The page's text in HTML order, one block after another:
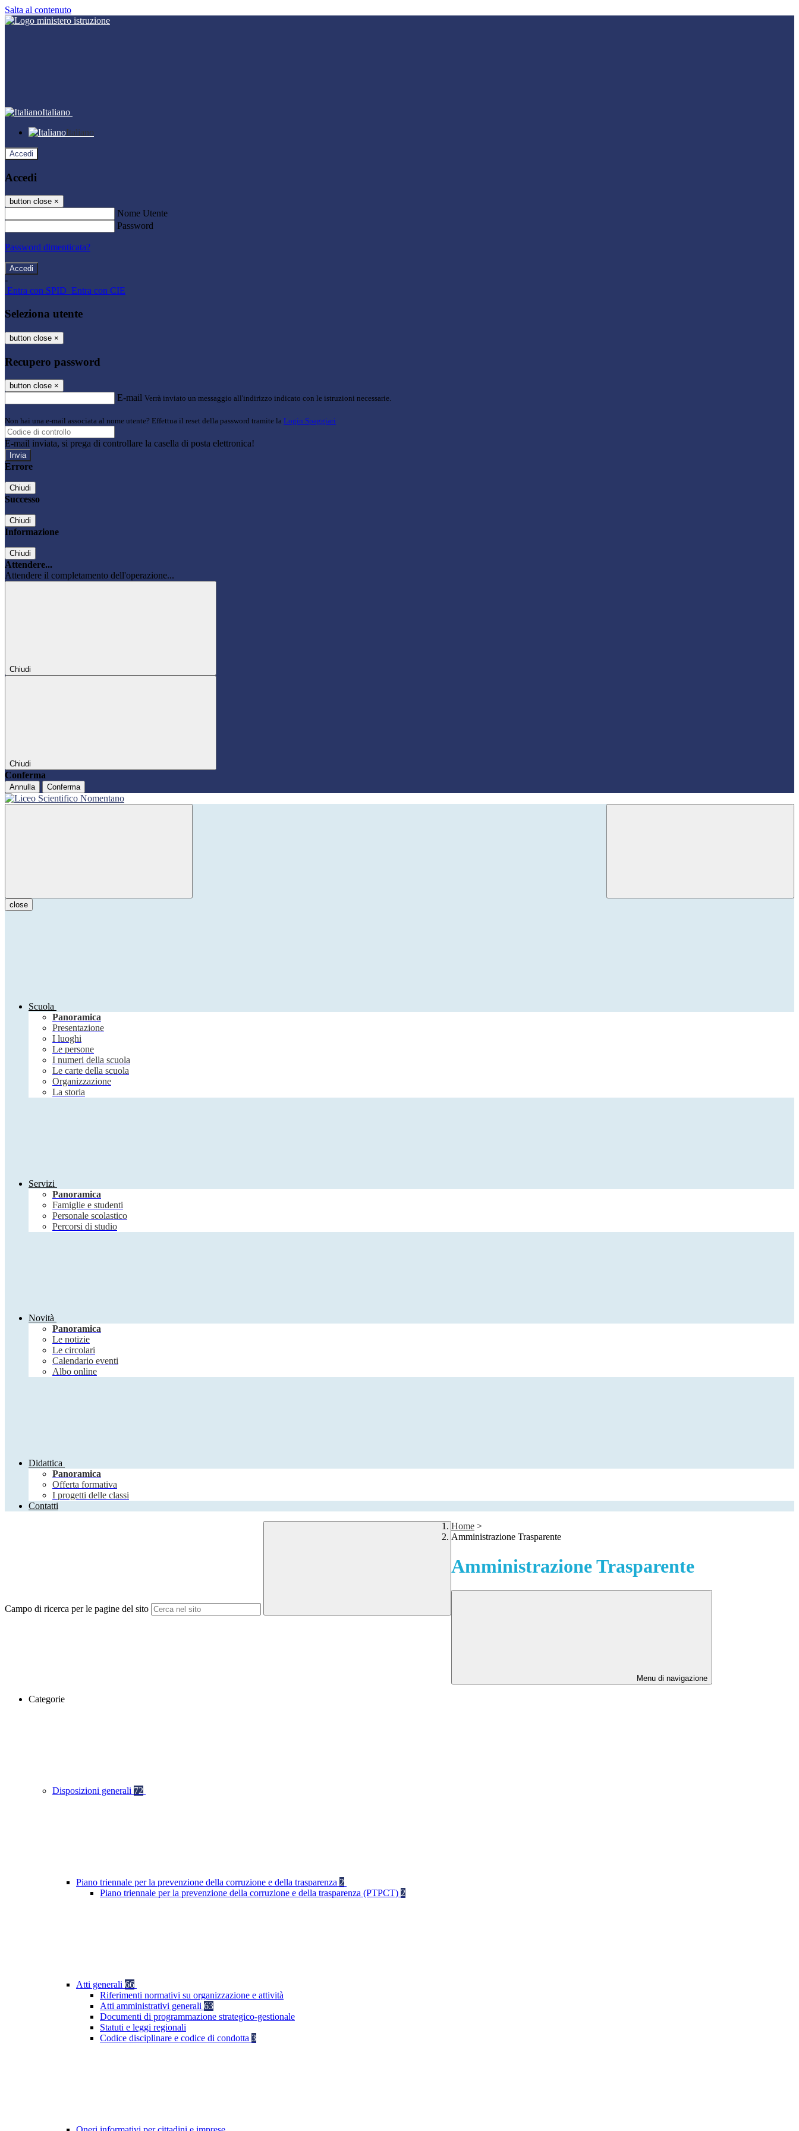
Salta al contenuto
Italiano
Italiano
Accedi
Accedi
button close ×
Nome Utente
Password
Password dimenticata?
-
Entra con SPID Entra con CIE
Seleziona utente
button close ×
Recupero password
button close ×
E-mail Verrà inviato un messaggio all'indirizzo indicato con le istruzioni necessarie.
Non hai una e-mail associata al nome utente? Effettua il reset della password tramite la Login Spaggiari
E-mail inviata, si prega di controllare la casella di posta elettronica!
Errore
Chiudi
Successo
Chiudi
Informazione
Chiudi
Attendere...
Attendere il completamento dell'operazione...
Chiudi
Chiudi
Conferma
Annulla Conferma
close
Scuola
Panoramica
Presentazione
I luoghi
Le persone
I numeri della scuola
Le carte della scuola
Organizzazione
La storia
Servizi
Panoramica
Famiglie e studenti
Personale scolastico
Percorsi di studio
Novità
Panoramica
Le notizie
Le circolari
Calendario eventi
Albo online
Didattica
Panoramica
Offerta formativa
I progetti delle classi
Contatti
Campo di ricerca per le pagine del sito
Home >
Amministrazione Trasparente
Amministrazione Trasparente
Menu di navigazione
Categorie
Disposizioni generali 72
Piano triennale per la prevenzione della corruzione e della trasparenza 2
Piano triennale per la prevenzione della corruzione e della trasparenza (PTPCT) 2
Atti generali 66
Riferimenti normativi su organizzazione e attività
Atti amministrativi generali 63
Documenti di programmazione strategico-gestionale
Statuti e leggi regionali
Codice disciplinare e codice di condotta 3